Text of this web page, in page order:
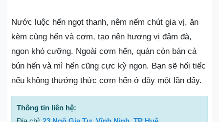
Nước luộc hến ngọt thanh, nêm nếm chút gia vị, ăn
kèm cùng hến và cơm, tạo nên hương vị đậm đà,
ngon khó cưỡng. Ngoài cơm hến, quán còn bán cả
bún hến và mì hến cũng cực kỳ ngon. Bạn sẽ hối tiếc
nếu không thưởng thức cơm hến ở đây một lần đấy.
Thông tin liên hệ: